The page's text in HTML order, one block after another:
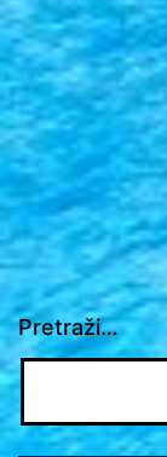
Pretraži…